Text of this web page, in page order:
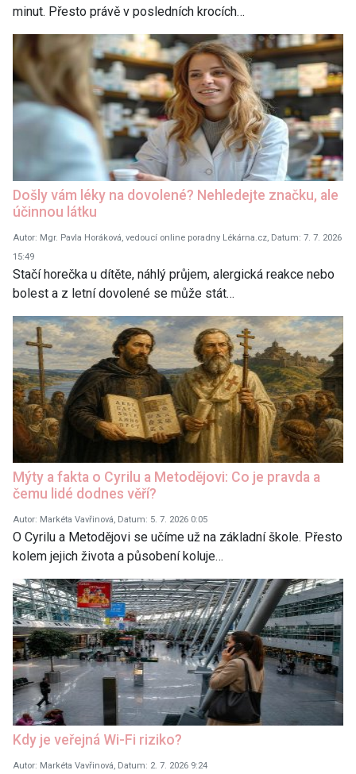
minut. Přesto právě v posledních krocích…
Došly vám léky na dovolené? Nehledejte značku, ale
účinnou látku
Autor: Mgr. Pavla Horáková, vedoucí online poradny Lékárna.cz, Datum: 7. 7. 2026
15:49
Stačí horečka u dítěte, náhlý průjem, alergická reakce nebo
bolest a z letní dovolené se může stát…
Mýty a fakta o Cyrilu a Metodějovi: Co je pravda a
čemu lidé dodnes věří?
Autor: Markéta Vavřinová, Datum: 5. 7. 2026 0:05
O Cyrilu a Metodějovi se učíme už na základní škole. Přesto
kolem jejich života a působení koluje…
Kdy je veřejná Wi-Fi riziko?
Autor: Markéta Vavřinová, Datum: 2. 7. 2026 9:24